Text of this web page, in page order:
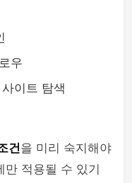
우
이트 탐색
건을 미리 숙지해야
만 적용될 수 있기